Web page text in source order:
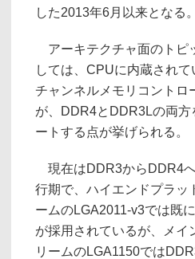
した2013年6月以来となる。
アーキテクチャ面のトピ
しては、CPUに内蔵されて
チャンネルメモリコントロ
が、DDR4とDDR3Lの両方
ートする点が挙げられる。
現在はDDR3からDDR4
行期で、ハイエンドプラッ
ームのLGA2011-v3では既
が採用されているが、メイ
リームのLGA1150では